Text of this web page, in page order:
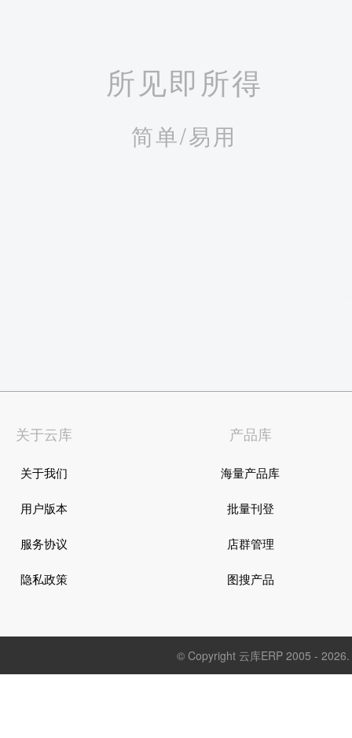
所见即所得
简单/易用
关于云库
关于我们
用户版本
服务协议
隐私政策
产品库
海量产品库
批量刊登
店群管理
图搜产品
© Copyright 云库ERP 2005 -